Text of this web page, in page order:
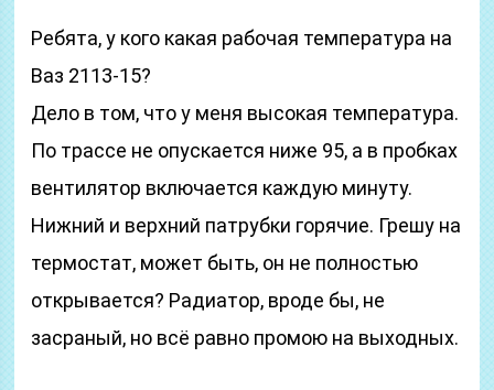
Ребята, у кого какая рабочая температура на
Ваз 2113-15?
Дело в том, что у меня высокая температура.
По трассе не опускается ниже 95, а в пробках
вентилятор включается каждую минуту.
Нижний и верхний патрубки горячие. Грешу на
термостат, может быть, он не полностью
открывается? Радиатор, вроде бы, не
засраный, но всё равно промою на выходных.